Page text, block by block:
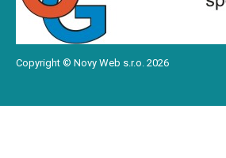
Copyright © Novy Web s.r.o. 2026